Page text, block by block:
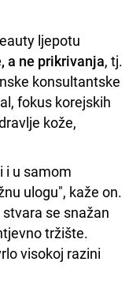
ljepotu
a ne prikrivanja, tj.
konsultantske
fokus korejskih
kože,
i u samom
ulogu", kaže on.
se snažan
tržište.
visokoj razini